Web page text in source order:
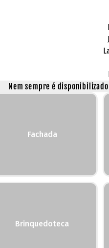
Nem sempre é
Fachada
Brinquedoteca